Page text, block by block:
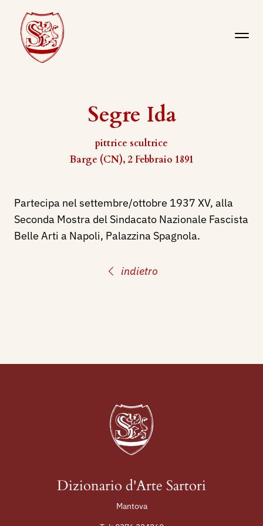
Segre Ida
pittrice scultrice
Barge (CN), 2 Febbraio 1891
indietro
Partecipa nel settembre/ottobre 1937 XV, alla
Seconda Mostra del Sindacato Nazionale Fascista
Belle Arti a Napoli, Palazzina Spagnola.
Dizionario d'Arte Sartori
Mantova